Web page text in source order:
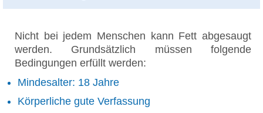
Nicht bei jedem Menschen kann Fett abgesaugt
werden. Grundsätzlich müssen folgende
Bedingungen erfüllt werden:
Mindesalter: 18 Jahre
Körperliche gute Verfassung